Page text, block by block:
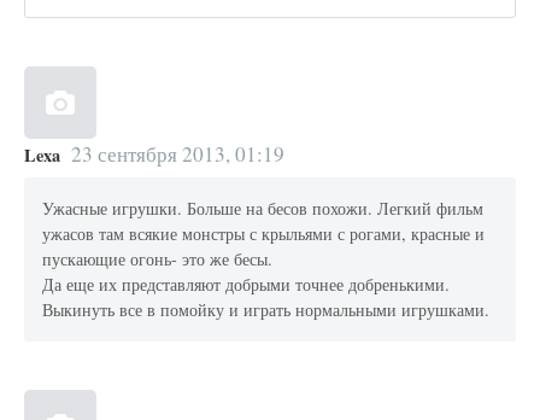
Lexa 23 сентября 2013, 01:19
Ужасные игрушки. Больше на бесов похожи. Легкий фильм
ужасов там всякие монстры с крыльями с рогами, красные и
пускающие огонь- это же бесы.
Да еще их представляют добрыми точнее добренькими.
Выкинуть все в помойку и играть нормальными игрушками.